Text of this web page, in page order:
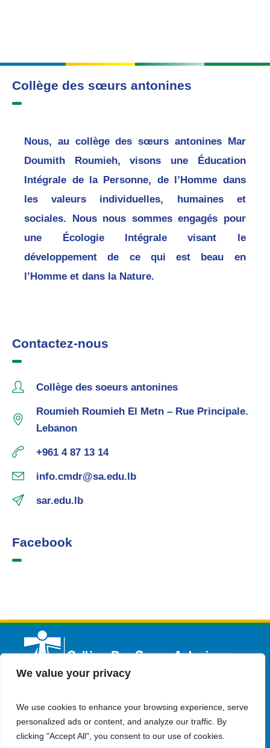
We value your privacy
We use cookies to enhance your browsing experience, serve
personalized ads or content, and analyze our traffic. By
clicking "Accept All", you consent to our use of cookies.
Collège des sœurs antonines
Nous, au collège des sœurs antonines Mar
Doumith Roumieh, visons une Éducation
Intégrale de la Personne, de l’Homme dans
les valeurs individuelles, humaines et
sociales. Nous nous sommes engagés pour
une Écologie Intégrale visant le
développement de ce qui est beau en
l’Homme et dans la Nature.
Contactez-nous
Collège des soeurs antonines
Roumieh Roumieh El Metn – Rue Principale.
Lebanon
+961 4 87 13 14
info.cmdr@sa.edu.lb
sar.edu.lb
Facebook
Français Admission Contactez-nous